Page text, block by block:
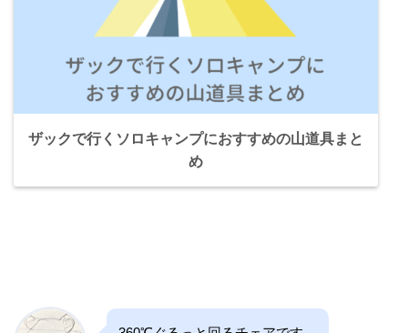
ザックで行くソロキャンプにおすすめの山道具まと
め